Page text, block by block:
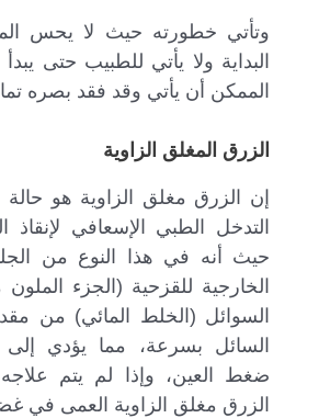
وتأتي خطورته حيث لا يحس
البداية ولا يأتي للطبيب حتى
الممكن أن يأتي وقد فقد بصره
الزرق المغلق الزاوية
إن الزرق مغلق الزاوية هو حالة
التدخل الطبي الإسعافي لإنقاذ
حيث أنه في هذا النوع من
الخارجية للقزحية (الجزء
السوائل (الخلط المائي) من
السائل بسرعة، مما يؤدي
ضغط العين، وإذا لم يتم
الزرق مغلق الزاوية العمى في